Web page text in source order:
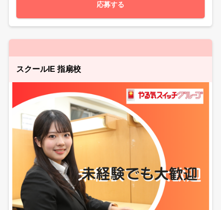
応募する
スクールIE 指扇校